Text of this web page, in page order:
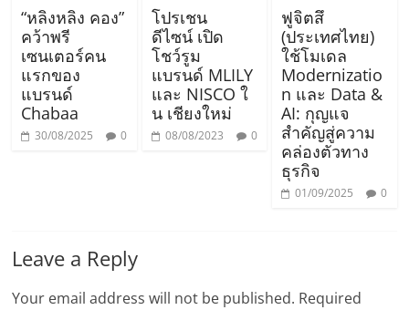
“หลิงหลิง คอง”
คว้าพรี
เซนเตอร์คน
แรกของ
แบรนด์
Chabaa
30/08/2025 0
โปรเชน
ดีไซน์ เปิด
โชว์รูม
แบรนด์ MLILY
และ NISCO ใ
น เชียงใหม่
08/08/2023 0
ฟูจิตสึ
(ประเทศไทย)
ใช้โมเดล
Modernizatio
n และ Data &
AI: กุญแจ
สำคัญสู่ความ
คล่องตัวทาง
ธุรกิจ
01/09/2025 0
Leave a Reply
Your email address will not be published. Required